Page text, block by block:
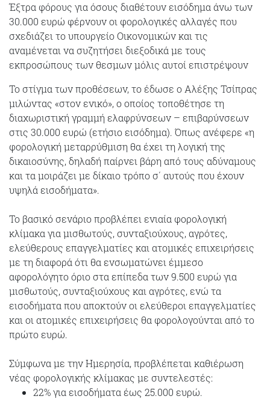
Έξτρα φόρους για όσους διαθέτουν εισόδημα άνω των
30.000 ευρώ φέρνουν οι φορολογικές αλλαγές που
σχεδιάζει το υπουργείο Οικονομικών και τις
αναμένεται να συζητήσει διεξοδικά με τους
εκπροσώπους των θεσμων μόλις αυτοί επιστρέψουν
Το στίγμα των προθέσεων, το έδωσε ο Αλέξης Τσίπρας
μιλώντας «στον ενικό», ο οποίος τοποθέτησε τη
διαχωριστική γραμμή ελαφρύνσεων – επιβαρύνσεων
στις 30.000 ευρώ (ετήσιο εισόδημα). Όπως ανέφερε «η
φορολογική μεταρρύθμιση θα έχει τη λογική της
δικαιοσύνης, δηλαδή παίρνει βάρη από τους αδύναμους
και τα μοιράζει με δίκαιο τρόπο σ΄ αυτούς που έχουν
υψηλά εισοδήματα».
Το βασικό σενάριο προβλέπει ενιαία φορολογική
κλίμακα για μισθωτούς, συνταξιούχους, αγρότες,
ελεύθερους επαγγελματίες και ατομικές επιχειρήσεις
με τη διαφορά ότι θα ενσωματώνει έμμεσο
αφορολόγητο όριο στα επίπεδα των 9.500 ευρώ για
μισθωτούς, συνταξιούχους και αγρότες, ενώ τα
εισοδήματα που αποκτούν οι ελεύθεροι επαγγελματίες
και οι ατομικές επιχειρήσεις θα φορολογούνται από το
πρώτο ευρώ.
Σύμφωνα με την Ημερησία, προβλέπεται καθιέρωση
νέας φορολογικής κλίμακας με συντελεστές:
22% για εισοδήματα έως 25.000 ευρώ.